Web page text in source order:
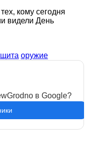
кому сегодня
видели День
оружие
в Google?